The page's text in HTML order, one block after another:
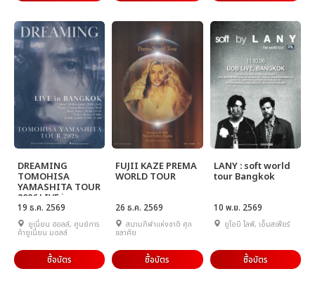
DREAMING
TOMOHISA
YAMASHITA TOUR
2026 LIVE in
BANGKOK
19 ธ.ค. 2569
ยูเนี่ยน ฮอลล์, ศูนย์การ
ค้ายูเนี่ยน มอลล์
ซื้อบัตร
FUJII KAZE PREMA
WORLD TOUR
26 ธ.ค. 2569
สนามกีฬาแห่งชาติ ศุภ
ชลาศัย
ซื้อบัตร
LANY : soft world
tour Bangkok
10 พ.ย. 2569
ยูโอบี ไลฟ์, เอ็มสเฟียร์
ซื้อบัตร